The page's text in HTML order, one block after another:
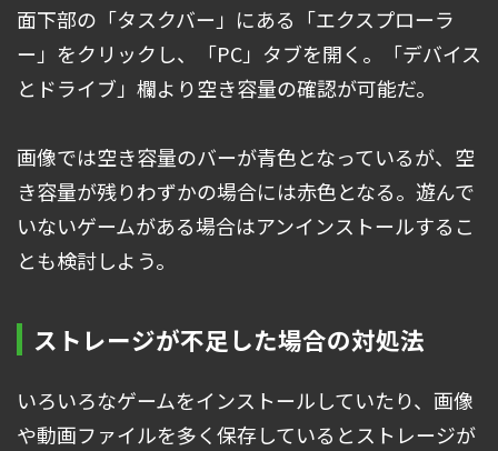
面下部の「タスクバー」にある「エクスプローラ
ー」をクリックし、「PC」タブを開く。「デバイス
とドライブ」欄より空き容量の確認が可能だ。
画像では空き容量のバーが青色となっているが、空
き容量が残りわずかの場合には赤色となる。遊んで
いないゲームがある場合はアンインストールするこ
とも検討しよう。
ストレージが不足した場合の対処法
いろいろなゲームをインストールしていたり、画像
や動画ファイルを多く保存しているとストレージが